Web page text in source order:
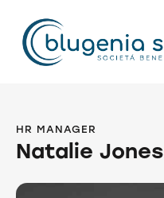
HR MANAGER
Natalie Jones